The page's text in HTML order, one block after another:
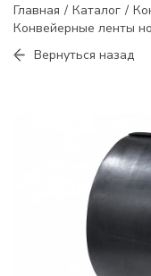
Главная Каталог
Конвейерные ленты
Вернуться назад